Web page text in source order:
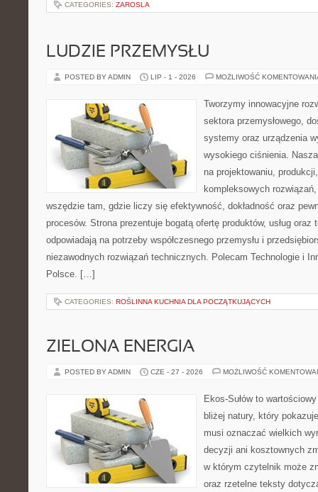
CATEGORIES: ZAROSLA
LUDZIE PRZEMYSŁU
POSTED BY ADMIN LIP - 1 - 2026 MOŻLIWOŚĆ
Tworzymy innowacyjne
sektora przemysłowego,
systemy oraz urządzenia
wysokiego ciśnienia.
na projektowaniu,
kompleksowych
wszędzie tam, gdzie liczy się efektywność, dokładność oraz
procesów. Strona prezentuje bogatą ofertę produktów, usług oraz
odpowiadają na potrzeby współczesnego przemysłu i
niezawodnych rozwiązań technicznych. Polecam Technologie i
Polsce. […]
CATEGORIES: ROŚLINNA KUCHNIA DLA POCZĄTKUJĄCYCH
ZIELONA ENERGIA
POSTED BY ADMIN CZE - 27 - 2026 MOŻLIWOŚĆ
Ekos-Sułów to
bliżej natury, który
musi oznaczać wielkich
decyzji ani kosztownych
w którym czytelnik może
oraz rzetelne teksty